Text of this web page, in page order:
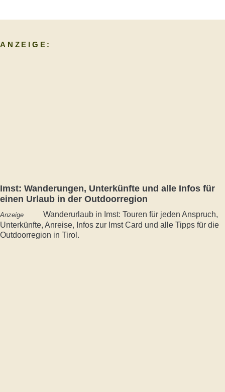
ANZEIGE:
Imst: Wanderungen, Unterkünfte und alle Infos für
einen Urlaub in der Outdoorregion
Anzeige
Wanderurlaub in Imst: Touren für jeden Anspruch,
Unterkünfte, Anreise, Infos zur Imst Card und alle Tipps für die
Outdoorregion in Tirol.